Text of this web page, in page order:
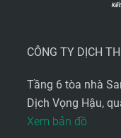
CÔNG TY DỊCH
Tầng 6 tòa nhà
Dịch Vọng Hậu,
Xem bản đồ